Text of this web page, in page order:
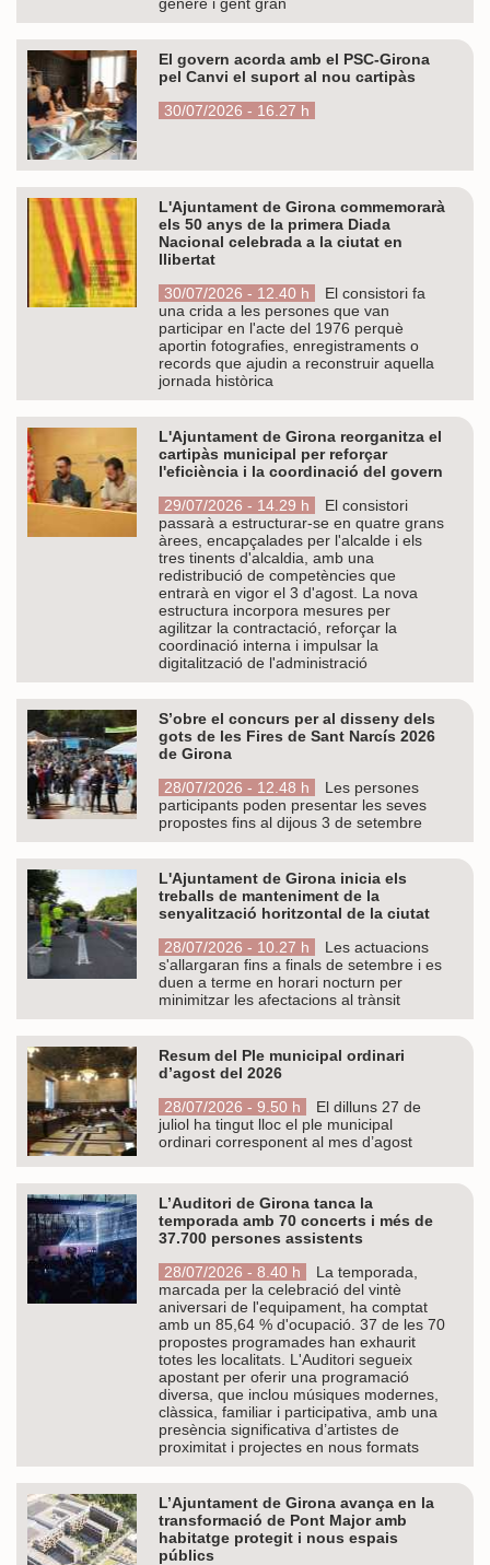
El govern acorda amb el PSC-Girona
pel Canvi el suport al nou cartipàs
30/07/2026 - 16.27 h
L'Ajuntament de Girona commemorarà
els 50 anys de la primera Diada
Nacional celebrada a la ciutat en
llibertat
30/07/2026 - 12.40 h
El consistori fa
una crida a les persones que van
participar en l'acte del 1976 perquè
aportin fotografies, enregistraments o
records que ajudin a reconstruir aquella
jornada històrica
L'Ajuntament de Girona reorganitza el
cartipàs municipal per reforçar
l'eficiència i la coordinació del govern
29/07/2026 - 14.29 h
El consistori
passarà a estructurar-se en quatre grans
àrees, encapçalades per l'alcalde i els
tres tinents d'alcaldia, amb una
redistribució de competències que
entrarà en vigor el 3 d'agost. La nova
estructura incorpora mesures per
agilitzar la contractació, reforçar la
coordinació interna i impulsar la
digitalització de l'administració
S’obre el concurs per al disseny dels
gots de les Fires de Sant Narcís 2026
de Girona
28/07/2026 - 12.48 h
Les persones
participants poden presentar les seves
propostes fins al dijous 3 de setembre
L'Ajuntament de Girona inicia els
treballs de manteniment de la
senyalització horitzontal de la ciutat
28/07/2026 - 10.27 h
Les actuacions
s'allargaran fins a finals de setembre i es
duen a terme en horari nocturn per
minimitzar les afectacions al trànsit
Resum del Ple municipal ordinari
d’agost del 2026
28/07/2026 - 9.50 h
El dilluns 27 de
juliol ha tingut lloc el ple municipal
ordinari corresponent al mes d’agost
L’Auditori de Girona tanca la
temporada amb 70 concerts i més de
37.700 persones assistents
28/07/2026 - 8.40 h
La temporada,
marcada per la celebració del vintè
aniversari de l'equipament, ha comptat
amb un 85,64 % d'ocupació. 37 de les 70
propostes programades han exhaurit
totes les localitats. L'Auditori segueix
apostant per oferir una programació
diversa, que inclou músiques modernes,
clàssica, familiar i participativa, amb una
presència significativa d’artistes de
proximitat i projectes en nous formats
L’Ajuntament de Girona avança en la
transformació de Pont Major amb
habitatge protegit i nous espais
públics